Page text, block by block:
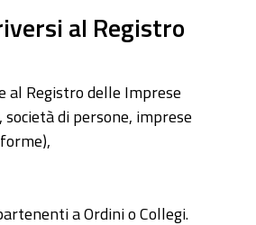
al Registro
al Registro delle Imprese
società di persone, imprese
a Ordini o Collegi.